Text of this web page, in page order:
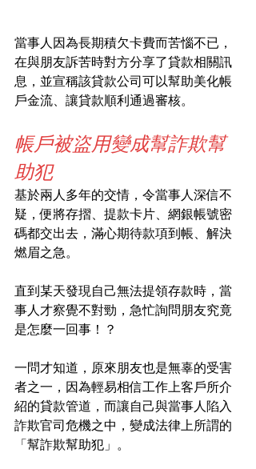
當事人因為長期積欠卡費而苦惱不已，
在與朋友訴苦時對方分享了貸款相關訊
息，並宣稱該貸款公司可以幫助美化帳
戶金流、讓貸款順利通過審核。
帳戶被盜用變成幫詐欺幫
助犯
基於兩人多年的交情，令當事人深信不
疑，便將存摺、提款卡片、網銀帳號密
碼都交出去，滿心期待款項到帳、解決
燃眉之急。
直到某天發現自己無法提領存款時，當
事人才察覺不對勁，急忙詢問朋友究竟
是怎麼一回事！？
一問才知道，原來朋友也是無辜的受害
者之一，因為輕易相信工作上客戶所介
紹的貸款管道，而讓自己與當事人陷入
詐欺官司危機之中，變成法律上所謂的
「幫詐欺幫助犯」。